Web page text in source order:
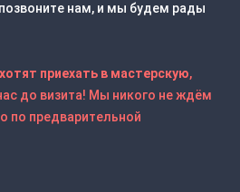
нам, и мы будем рады
приехать в мастерскую,
до визита! Мы никого не ждём
по предварительной